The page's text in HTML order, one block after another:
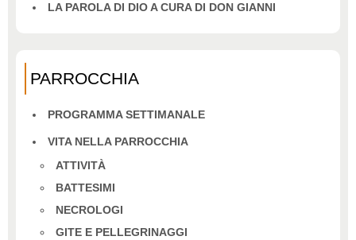
LA PAROLA DI DIO A CURA DI DON GIANNI
PARROCCHIA
PROGRAMMA SETTIMANALE
VITA NELLA PARROCCHIA
ATTIVITÀ
BATTESIMI
NECROLOGI
GITE E PELLEGRINAGGI